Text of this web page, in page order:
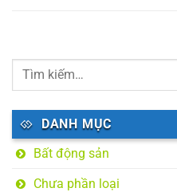
DANH MỤC
Bất động sản
Chưa phần loại